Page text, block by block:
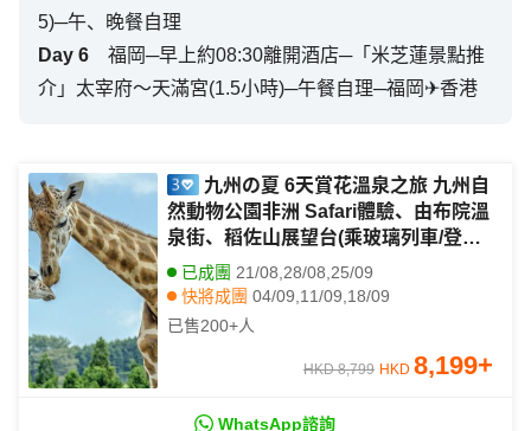
5)─午、晚餐自理
Day 6
福岡─早上約08:30離開酒店─「米芝蓮景點推
介」太宰府～天滿宮(1.5小時)─午餐自理─福岡✈香港
九州の夏 6天賞花溫泉之旅 九州自
然動物公園非洲 Safari體驗、由布院溫
泉街、稻佐山展望台(乘玻璃列車/登山
纜車)、1天自由活動
已成團 21/08,28/08,25/09
快將成團 04/09,11/09,18/09
已售200+人
HKD 8,799 HKD 8,199+
WhatsApp諮詢